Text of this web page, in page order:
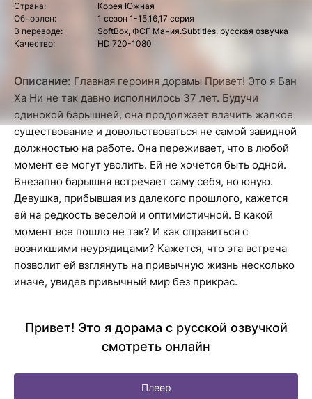
Страна:
Корея Южная
Обновлен:
1 сезон 1-15,16,17 серия
В переводе:
SoftBox, ФСГ Мания.Subtitles, русская озвучка
Качество:
HD 720-1080
Описание: Главная героиня дорамы Привет! Это я Бан
Ха Ни не так давно исполнилось 37 лет. Будучи
одинокой барышней, она продолжает влачить жалкое
существование и довольствоваться не самой завидной
должностью на работе. Она переживает, что в любой
момент ее могут уволить. Ей не хочется быть одной.
Внезапно барышня встречает саму себя, но юную.
Девушка, прибывшая из далекого прошлого, кажется
ей на редкость веселой и оптимистичной. В какой
момент все пошло не так? И как справиться с
возникшими неурядицами? Кажется, что эта встреча
позволит ей взглянуть на привычную жизнь несколько
иначе, увидев привычный мир без прикрас.
Привет! Это я дорама с русской озвучкой
смотреть онлайн
Плеер